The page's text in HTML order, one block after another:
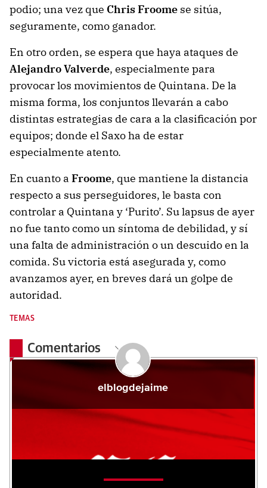
podio; una vez que ChrisFroome se sitúa,
seguramente, como ganador.
En otro orden, se espera que haya ataques de
AlejandroValverde, especialmente para
provocar los movimientos de Quintana. De la
misma forma, los conjuntos llevarán a cabo
distintas estrategias de cara a la clasificación por
equipos; donde el Saxo ha de estar
especialmente atento.
En cuanto a Froome, que mantiene la distancia
respecto a sus perseguidores, le basta con
controlar a Quintana y ‘Purito’. Su lapsus de ayer
no fue tanto como un síntoma de debilidad, y sí
una falta de administración o un descuido en la
comida. Su victoria está asegurada y, como
avanzamos ayer, en breves dará un golpe de
autoridad.
TEMAS
Comentarios
elblogdejaime